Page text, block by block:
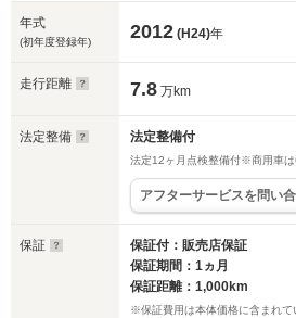
年式
(初年度登録年) 2012 (H24)年
走行距離 7.8 万km
法定整備 法定整備付
法定12ヶ月点検整備付※商用車
アフターサービスを問い
保証
保証付：販売店保証
保証期間：1ヵ月
保証距離：1,000km
※保証費用は本体価格に含まれ